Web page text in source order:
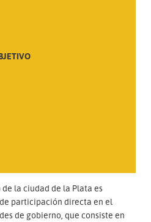
la ciudad de la Plata es
participación directa en el
de gobierno, que consiste en